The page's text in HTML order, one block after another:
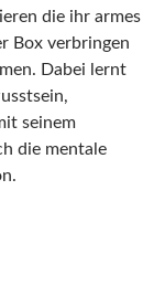
die ihr armes
Box verbringen
Dabei lernt
seinem
die mentale